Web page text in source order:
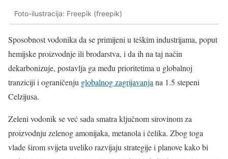
Foto-ilustracija: Freepik (freepik)
Sposobnost vodonika da se primijeni u teškim industrijama, poput
hemijske proizvodnje ili brodarstva, i da ih na taj način
dekarbonizuje, postavlja ga među prioritetima u globalnoj
tranziciji i ograničenju globalnog zagrijavanjana 1.5 stepeni
Celzijusa.
Zeleni vodonik se već sada smatra ključnom sirovinom za
proizvodnju zelenog amonijaka, metanola i čelika. Zbog toga
vlade širom svijeta uveliko razvijaju strategije i planove kako bi